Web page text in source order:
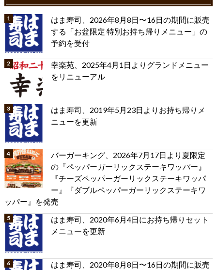
はま寿司、2026年8月8日〜16日の期間に販売
する「お盆限定 特別お持ち帰りメニュー」の
予約を受付
幸楽苑、2025年4月1日よりグランドメニュー
をリニューアル
はま寿司、2019年5月23日よりお持ち帰りメ
ニューを更新
バーガーキング、2026年7月17日より夏限定
の『ペッパーガーリックステーキワッパー』
『チーズペッパーガーリックステーキワッパ
ー』『ダブルペッパーガーリックステーキワ
ッパー』を発売
はま寿司、2020年6月4日にお持ち帰りセット
メニューを更新
はま寿司、2020年8月8日〜16日の期間に販売